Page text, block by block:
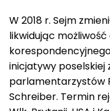
W 2018 r. Sejm
likwidując możliwość
inicjatywy poselskiej
parlamentarzystów
Schreiber. Termin